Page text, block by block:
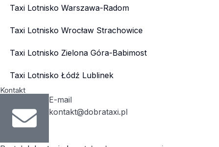
Taxi Lotnisko Warszawa-Radom
Taxi Lotnisko Wrocław Strachowice
Taxi Lotnisko Zielona Góra-Babimost
Taxi Lotnisko Łódź Lublinek
Kontakt
E-mail
kontakt@dobrataxi.pl